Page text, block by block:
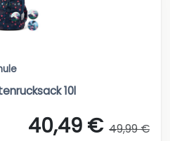
10l
40,49 € 49,99 €